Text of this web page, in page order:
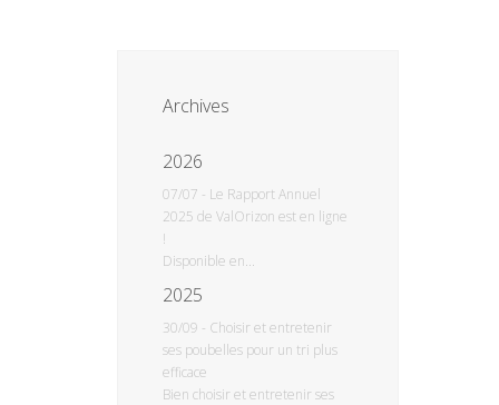
Archives
2026
07/07 - Le Rapport Annuel
2025 de ValOrizon est en ligne
!
Disponible en...
2025
30/09 - Choisir et entretenir
ses poubelles pour un tri plus
efficace
Bien choisir et entretenir ses